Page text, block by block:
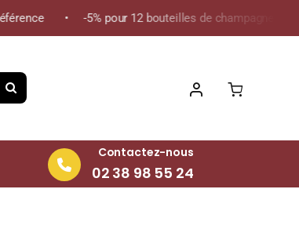
• -5% pour 12 bouteilles de champagne de la
Contactez-nous
02 38 98 55 24